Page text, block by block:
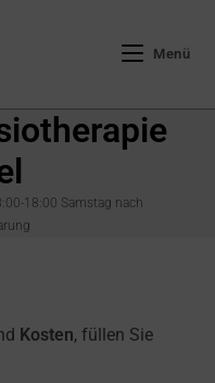
Menü
18:00 Samstag nach
Kosten, füllen Sie